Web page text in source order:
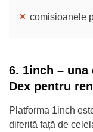
comisioanele
6. 1inch –
Dex pentru
Platforma 1inch
diferită față de